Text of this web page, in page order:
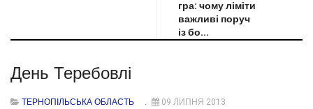
гра: чому ліміти
важливі поруч
із бо...
День Теребовлі
ТЕРНОПІЛЬСЬКА ОБЛАСТЬ
09 ЛИПНЯ 2013